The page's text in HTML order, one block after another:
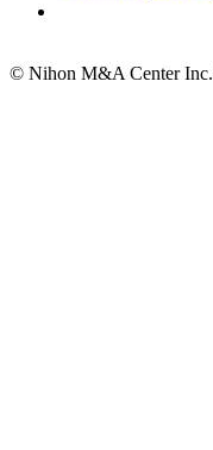
© Nihon M&A Center Inc.